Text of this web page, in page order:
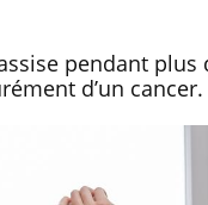
pendant
d’un cancer.